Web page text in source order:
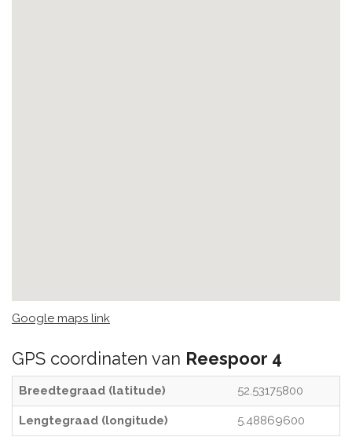
Google maps link
GPS coordinaten van Reespoor 4
Breedtegraad (latitude) 52.53175800
Lengtegraad (longitude) 5.48869600